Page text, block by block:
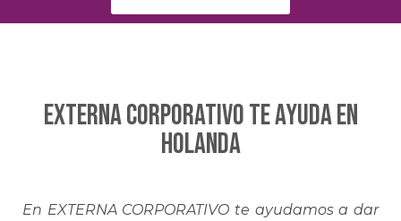
EXTERNA CORPORATIVO te ayuda en
HOLANDA
En EXTERNA CORPORATIVO te ayudamos a dar